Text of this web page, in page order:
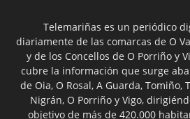
Telemariñas es un periódico
diariamente de las comarcas de O
y de los Concellos de O Porriño y
cubre la información que surge
de Oia, O Rosal, A Guarda, Tomiño,
Nigrán, O Porriño y Vigo,
objetivo de más de 420.000